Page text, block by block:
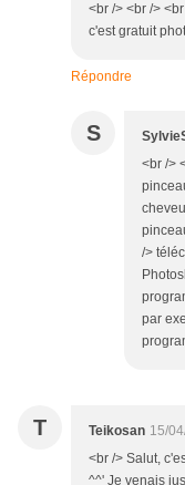
<br /> <br />
c'est gratuit
Répondre
S
<br />
/>
par
T Teikosan 15/
<br /> Salut,
^^' Je venais